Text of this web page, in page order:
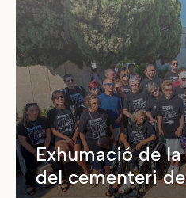
Exhumació de la
del cementeri